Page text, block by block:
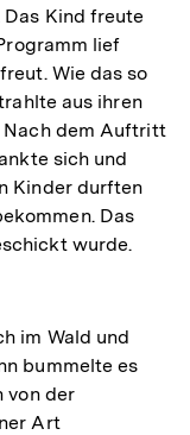
Kind freute
lief
Wie das so
aus ihren
Nach dem Auftritt
sich und
Kinder durften
Das
wurde.
im Wald und
bummelte es
von der
Art